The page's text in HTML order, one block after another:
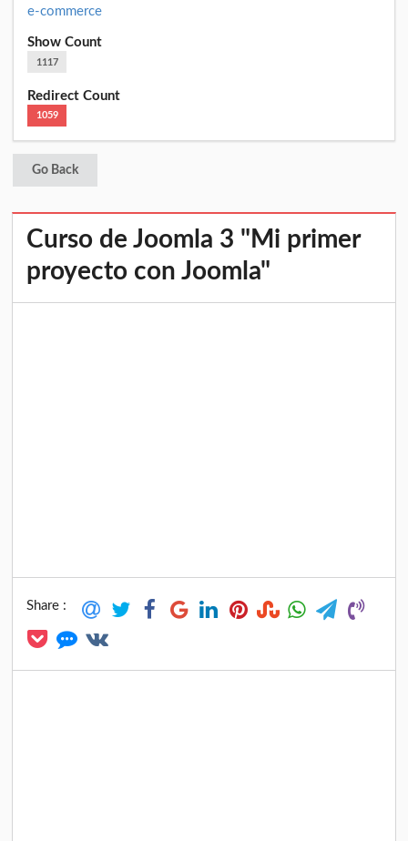
e-commerce
Show Count
1117
Redirect Count
1059
Go Back
Curso de Joomla 3 "Mi primer
proyecto con Joomla"
Share :